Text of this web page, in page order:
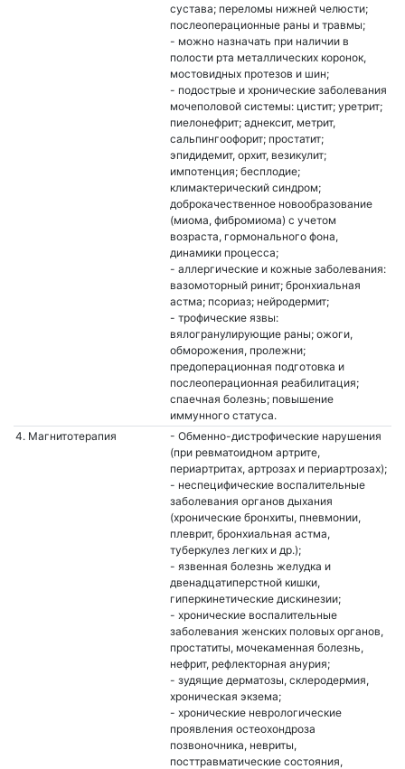
сустава; переломы нижней челюсти;
послеоперационные раны и травмы;
- можно назначать при наличии в
полости рта металлических коронок,
мостовидных протезов и шин;
- подострые и хронические заболевания
мочеполовой системы: цистит; уретрит;
пиелонефрит; аднексит, метрит,
сальпингоофорит; простатит;
эпидидемит, орхит, везикулит;
импотенция; бесплодие;
климактерический синдром;
доброкачественное новообразование
(миома, фибромиома) с учетом
возраста, гормонального фона,
динамики процесса;
- аллергические и кожные заболевания:
вазомоторный ринит; бронхиальная
астма; псориаз; нейродермит;
- трофические язвы:
вялогранулирующие раны; ожоги,
обморожения, пролежни;
предоперационная подготовка и
послеоперационная реабилитация;
спаечная болезнь; повышение
иммунного статуса.
4. Магнитотерапия
- Обменно-дистрофические нарушения
(при ревматоидном артрите,
периартритах, артрозах и периартрозах);
- неспецифические воспалительные
заболевания органов дыхания
(хронические бронхиты, пневмонии,
плеврит, бронхиальная астма,
туберкулез легких и др.);
- язвенная болезнь желудка и
двенадцатиперстной кишки,
гиперкинетические дискинезии;
- хронические воспалительные
заболевания женских половых органов,
простатиты, мочекаменная болезнь,
нефрит, рефлекторная анурия;
- зудящие дерматозы, склеродермия,
хроническая экзема;
- хронические неврологические
проявления остеохондроза
позвоночника, невриты,
посттравматические состояния,